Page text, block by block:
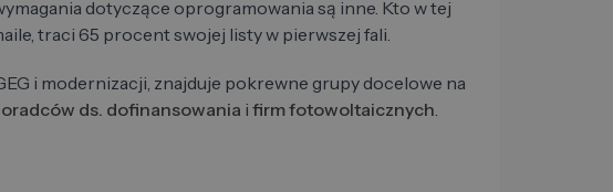
dotyczące oprogramowania są inne. Kto w tej
traci 65 procent swojej listy w pierwszej fali.
i modernizacji, znajduje pokrewne grupy docelowe na
ds. dofinansowania ifirm fotowoltaicznych.